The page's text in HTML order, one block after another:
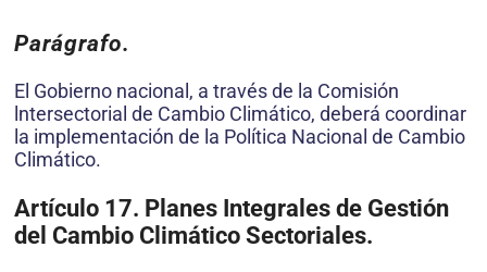
Parágrafo.
El Gobierno nacional, a través de la Comisión
lntersectorial de Cambio Climático, deberá coordinar
la implementación de la Política Nacional de Cambio
Climático.
Artículo 17. Planes Integrales de Gestión
del Cambio Climático Sectoriales.